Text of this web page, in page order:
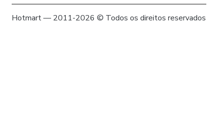
Hotmart — 2011-2026 © Todos os direitos reservados